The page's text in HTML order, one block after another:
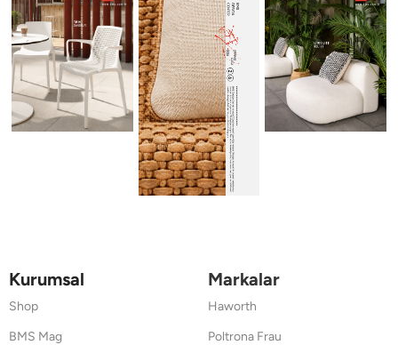
Kurumsal
Shop
BMS Mag
Markalar
Haworth
Poltrona Frau